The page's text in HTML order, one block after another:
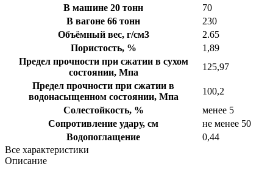
В машине 20 тонн
70
В вагоне 66 тонн
230
Объёмный вес, г/см3
2.65
Пористость, %
1,89
Предел прочности при сжатии в сухом
состоянии, Мпа
125,97
Предел прочности при сжатии в
водонасыщенном состоянии, Мпа
100,2
Солестойкость, %
менее 5
Сопротивление удару, см
не менее 50
Водопоглащение
0,44
Все характеристики
Описание